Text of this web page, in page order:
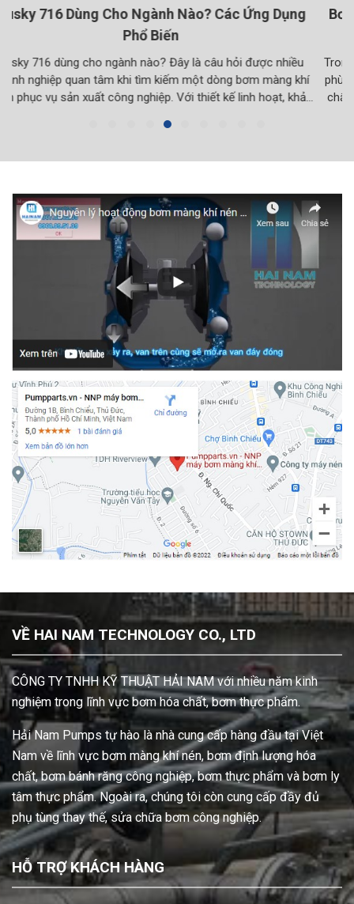
Bơm Bánh Răng Cho Sơn Mực In: Chọn Đúng Bơm,
Tăng Hiệu Suất
Trong ngành sản xuất sơn và mực in, việc lựa chọn thiết bị bơm
phù hợp đóng vai trò quan trọng trong việc đảm bảo năng suất,
chất lượng sản phẩm và sự ổn định của dây chuyền. Sơn, mực
[…]
VỀ HAI NAM TECHNOLOGY CO., LTD
CÔNG TY TNHH KỸ THUẬT HẢI NAM với nhiều năm kinh
nghiệm trong lĩnh vực bơm hóa chất, bơm thực phẩm.
Hải Nam Pumps tự hào là nhà cung cấp hàng đầu tại Việt
Nam về lĩnh vực bơm màng khí nén, bơm định lượng hóa
chất, bơm bánh răng công nghiệp, bơm thực phẩm và bơm ly
tâm thực phẩm. Ngoài ra, chúng tôi còn cung cấp đầy đủ
phụ tùng thay thế, sửa chữa bơm công nghiệp.
HỖ TRỢ KHÁCH HÀNG